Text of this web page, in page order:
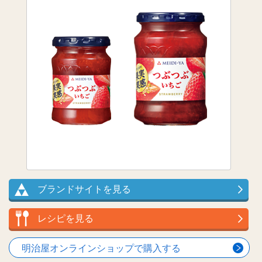
ブランドサイトを見る
レシピを見る
明治屋オンラインショップで購入する